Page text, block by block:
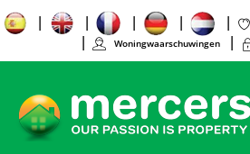
Woningwaarschuwingen